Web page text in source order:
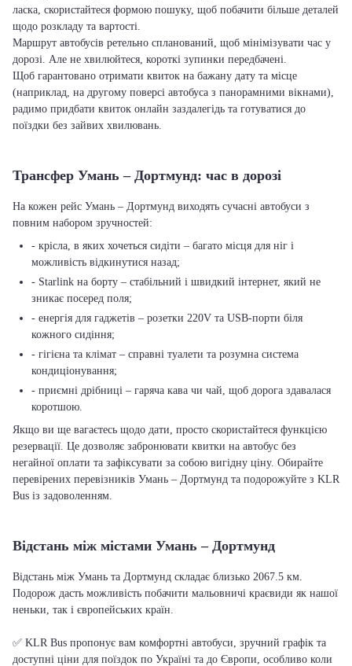
ласка, скористайтеся формою пошуку, щоб побачити більше деталей
щодо розкладу та вартості.
Маршрут автобусів ретельно спланований, щоб мінімізувати час у
дорозі. Але не хвилюйтеся, короткі зупинки передбачені.
Щоб гарантовано отримати квиток на бажану дату та місце
(наприклад, на другому поверсі автобуса з панорамними вікнами),
радимо придбати квиток онлайн заздалегідь та готуватися до
поїздки без зайвих хвилювань.
Трансфер Умань – Дортмунд: час в дорозі
На кожен рейс Умань – Дортмунд виходять сучасні автобуси з
повним набором зручностей:
- крісла, в яких хочеться сидіти – багато місця для ніг і
можливість відкинутися назад;
- Starlink на борту – стабільний і швидкий інтернет, який не
зникає посеред поля;
- енергія для гаджетів – розетки 220V та USB-порти біля
кожного сидіння;
- гігієна та клімат – справні туалети та розумна система
кондиціонування;
- приємні дрібниці – гаряча кава чи чай, щоб дорога здавалася
коротшою.
Якщо ви ще вагаєтесь щодо дати, просто скористайтеся функцією
резервації. Це дозволяє забронювати квитки на автобус без
негайної оплати та зафіксувати за собою вигідну ціну. Обирайте
перевірених перевізників Умань – Дортмунд та подорожуйте з KLR
Bus із задоволенням.
Відстань між містами Умань – Дортмунд
Відстань між Умань та Дортмунд складає близько 2067.5 км.
Подорож дасть можливість побачити мальовничі краєвиди як нашої
неньки, так і європейських країн.
✅ KLR Bus пропонує вам комфортні автобуси, зручний графік та
доступні ціни для поїздок по Україні та до Європи, особливо коли